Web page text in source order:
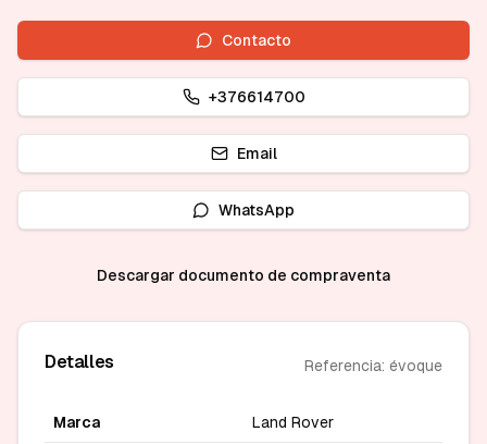
Contacto
+376614700
Email
WhatsApp
Descargar documento de compraventa
Detalles Referencia: évoque
Marca Land Rover